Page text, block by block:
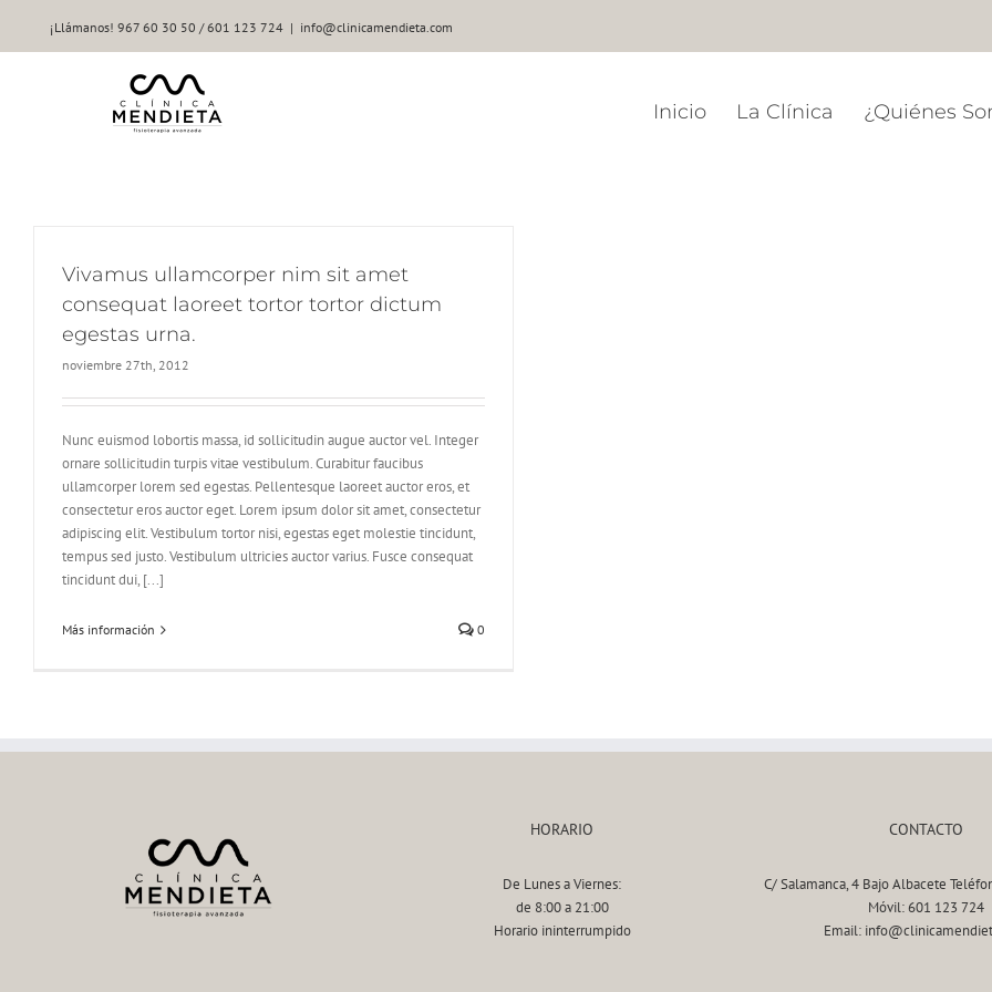
contenido
¡Llámanos! 967 60 30 50 / 601 123 724 | info@clinicamendieta.com
Inicio La Clínica ¿Quiénes
Vivamus ullamcorper nim sit amet
consequat laoreet tortor tortor dictum
egestas urna.
noviembre 27th, 2012
Nunc euismod lobortis massa, id sollicitudin augue auctor vel. Integer
ornare sollicitudin turpis vitae vestibulum. Curabitur faucibus
ullamcorper lorem sed egestas. Pellentesque laoreet auctor eros, et
consectetur eros auctor eget. Lorem ipsum dolor sit amet, consectetur
adipiscing elit. Vestibulum tortor nisi, egestas eget molestie tincidunt,
tempus sed justo. Vestibulum ultricies auctor varius. Fusce consequat
tincidunt dui, [...]
Más información 0
HORARIO
De Lunes a Viernes:
de 8:00 a 21:00
Horario ininterrumpido
CONTACTO
C/ Salamanca, 4 Bajo Albacete
Móvil: 601 123 724
Email: